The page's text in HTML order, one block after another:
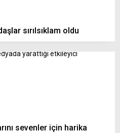
sırılsıklam oldu
sevenler için harika